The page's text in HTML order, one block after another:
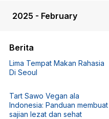
2025 - February
Berita
Lima Tempat Makan Rahasia
Di Seoul
Tart Sawo Vegan ala
Indonesia: Panduan membuat
sajian lezat dan sehat